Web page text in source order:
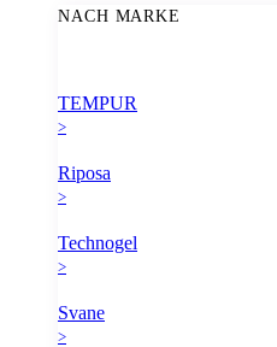
NACH MARKE
TEMPUR
>
Riposa
>
Technogel
>
Svane
>